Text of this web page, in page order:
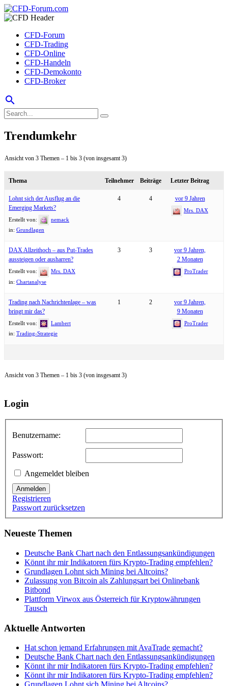
CFD-Forum
CFD-Trading
CFD-Online
CFD-Handeln
CFD-Demokonto
CFD-Broker
search
Trendumkehr
Ansicht von 3 Themen – 1 bis 3 (von insgesamt 3)
Thema Teilnehmer Beiträge Letzter Beitrag
Lohnt sich der Ausflug an die
Emerging Markets?
Erstellt von:
nemack
in: Grundlagen
4 4 vor 9 Jahren
Mrs. DAX
DAX Allzeithoch – aus Put-Trades
aussteigen oder ausharren?
Erstellt von:
Mrs. DAX
in: Chartanalyse
3 3
vor 9 Jahren,
2 Monaten
ProTrader
Trading nach Nachrichtenlage – was
bringt mir das?
Erstellt von:
Lambert
in: Trading-Strategie
1 2
vor 9 Jahren,
9 Monaten
ProTrader
Ansicht von 3 Themen – 1 bis 3 (von insgesamt 3)
Login
Benutzername:
Passwort:
Angemeldet bleiben
Anmelden
Registrieren
Passwort zurücksetzen
Neueste Themen
Deutsche Bank Chart nach den Entlassungsankündigungen
Könnt ihr mir Indikatoren fürs Krypto-Trading empfehlen?
Grundlagen Lohnt sich Mining bei Altcoins?
Zulassung von Bitcoin als Zahlungsart bei Onlinebank
Bitbond
Plattform Virwox aus Österreich für Kryptowährungen
Tausch
Aktuelle Antworten
Hat schon jemand Erfahrungen mit AvaTrade gemacht?
Deutsche Bank Chart nach den Entlassungsankündigungen
Könnt ihr mir Indikatoren fürs Krypto-Trading empfehlen?
Könnt ihr mir Indikatoren fürs Krypto-Trading empfehlen?